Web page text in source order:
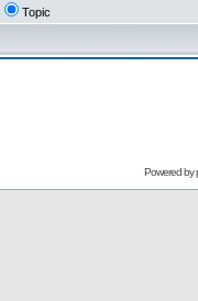
Topic
Powered by